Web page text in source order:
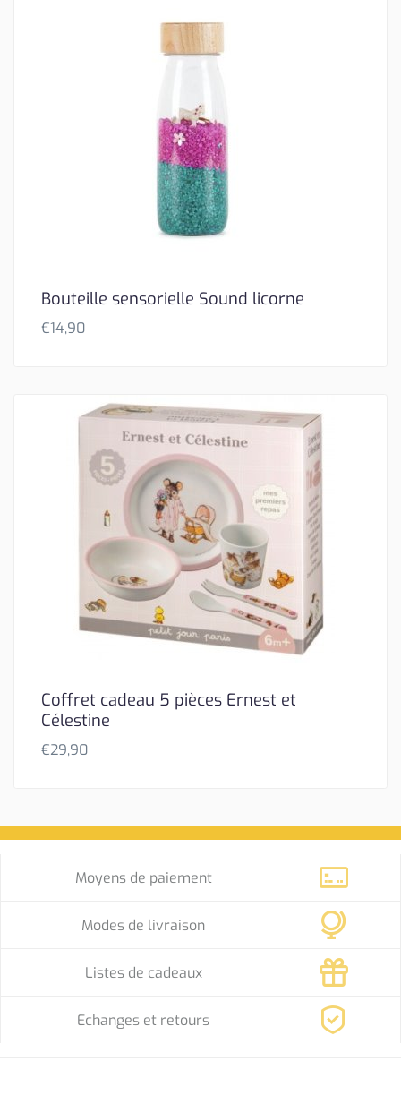
Bouteille sensorielle Sound licorne
€14,90
Coffret cadeau 5 pièces Ernest et
Célestine
€29,90
Moyens de paiement
Modes de livraison
Listes de cadeaux
Echanges et retours